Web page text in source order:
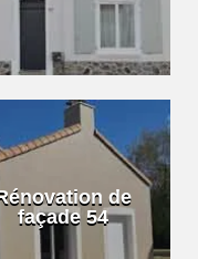
de
façade 54